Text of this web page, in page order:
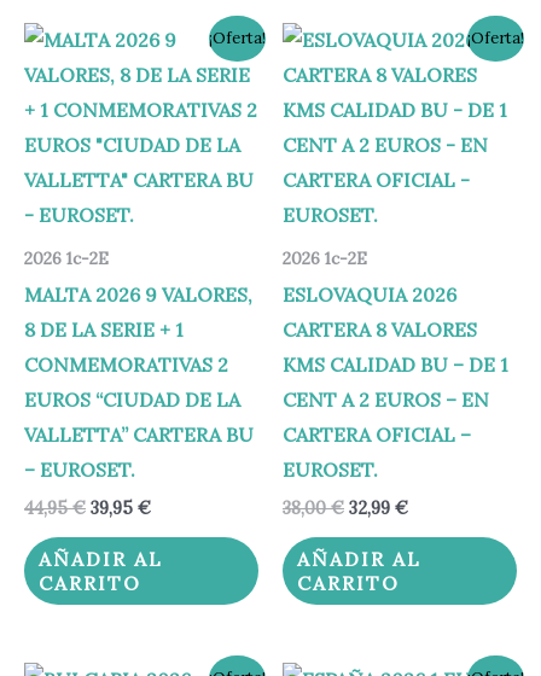
¡Oferta!
2026 1c-2E
MALTA 2026 9 VALORES,
8 DE LA SERIE + 1
CONMEMORATIVAS 2
EUROS “CIUDAD DE LA
VALLETTA” CARTERA BU
– EUROSET.
44,95€
El
precio
original
era:
44,95 €.
39,95 €
El
precio
actual
es:
39,95 €.
AÑADIR AL
CARRITO
¡Oferta!
2026 1c-2E
ESLOVAQUIA 2026
CARTERA 8 VALORES
KMS CALIDAD BU – DE 1
CENT A 2 EUROS – EN
CARTERA OFICIAL –
EUROSET.
38,00€
El
precio
original
era:
38,00 €.
32,99 €
El
precio
actual
es:
32,99 €.
AÑADIR AL
CARRITO